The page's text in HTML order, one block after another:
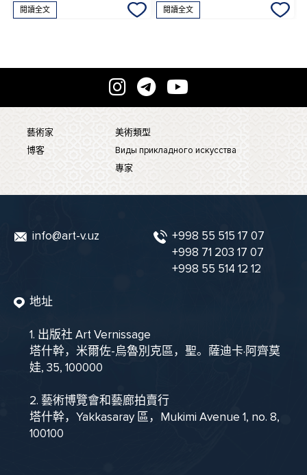
閱讀全文 閱讀全文
藝術家
博客
美術類型
Виды прикладного искусства
專家
info@art-v.uz
+998 55 515 17 07
+998 71 203 17 07
+998 55 514 12 12
地址
1. 出版社 Art Vernissage
塔什幹，米爾佐-烏魯別克區，聖。薩迪卡·阿齊莫
娃, 35, 100000
2. 藝術博覽會和藝廊拍賣行
塔什幹，Yakkasaray 區，Mukimi Avenue 1, no. 8,
100100